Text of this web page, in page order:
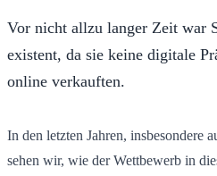
Vor nicht allzu langer Zeit war
existent, da sie keine digitale
online verkauften.
In den letzten Jahren, insbesondere
sehen wir, wie der Wettbewerb in